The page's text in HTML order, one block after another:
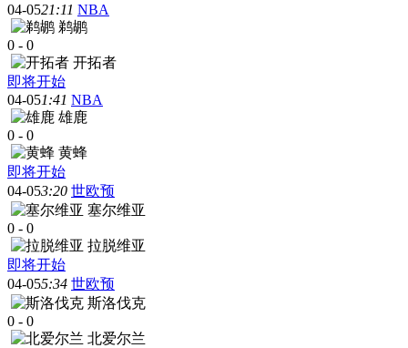
04-0521:11 NBA
鹈鹕
0 - 0
开拓者
即将开始
04-051:41 NBA
雄鹿
0 - 0
黄蜂
即将开始
04-053:20 世欧预
塞尔维亚
0 - 0
拉脱维亚
即将开始
04-055:34 世欧预
斯洛伐克
0 - 0
北爱尔兰